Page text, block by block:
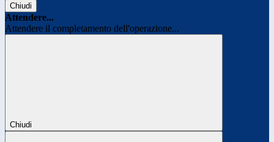
Chiudi
Attendere...
Attendere il completamento dell'operazione...
Chiudi